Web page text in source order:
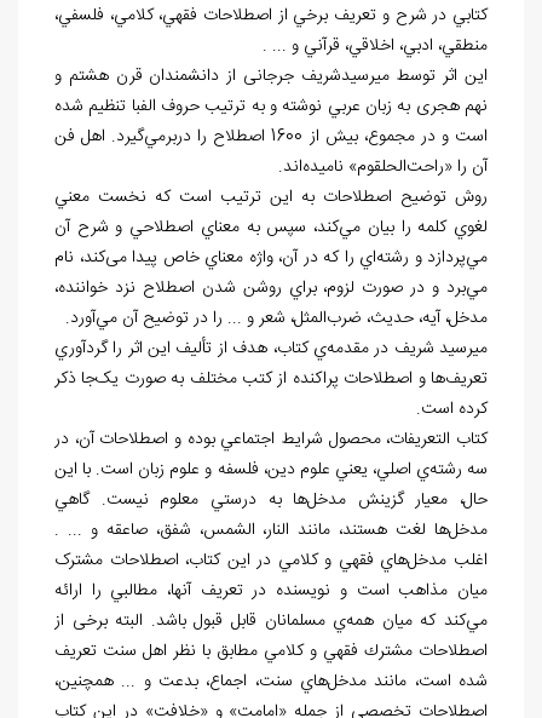
كتابي در شرح و تعريف برخي از اصطلاحات فقهي، كلامي، فلسفي،
منطقي، ادبي، اخلاقي، قرآني و ... .
این اثر توسط میرسیدشریف جرجانی از دانشمندان قرن هشتم و
نهم هجری به زبان عربي نوشته و به ترتيب حروف الفبا تنظيم شده
است و در مجموع، بيش از 1600 اصطلاح را دربرمي
گيرد. اهل فن
آن را «راحتالحلقوم» نامیدهاند.
روش توضيح اصطلاحات به اين ترتيب است كه نخست معني
لغوي كلمه را بیان ميكند، سپس به معناي اصطلاحي و شرح آن
ميپردازد و رشتهاي را كه در آن، واژه معناي خاص پيدا میکند، نام
ميبرد و در صورت لزوم، براي روشن شدن اصطلاح نزد خواننده،
مدخل، آيه، حديث، ضربالمثل، شعر و ... را در توضيح آن ميآورد.
ميرسيد شريف در مقدمهي كتاب، هدف از تأليف اين اثر را گردآوري
تعريف‌ها و اصطلاحات پراكنده از كتب مختلف به صورت یکجا ذكر
كرده است.
كتاب التعريفات، محصول شرايط اجتماعي بوده و اصطلاحات آن، در
سه رشتهي اصلي، يعني علوم دين، فلسفه و علوم زبان است. با اين
حال، معيار گزينش مدخلها به درستي معلوم نيست. گاهي
مدخلها لغت هستند، مانند النار، الشمس، شفق، صاعقه و ... .
اغلب مدخلهاي فقهي و كلامي در اين كتاب، اصطلاحات مشترک
ميان مذاهب است و نویسنده در تعريف آن‏ها، مطالبي را ارائه
ميكند كه ميان همهي مسلمانان قابل قبول باشد. البته برخی از
اصطلاحات مشترك فقهي و كلامي مطابق با نظر اهل سنت تعريف
شده است، مانند مدخلهاي سنت، اجماع، بدعت و ... همچنین،